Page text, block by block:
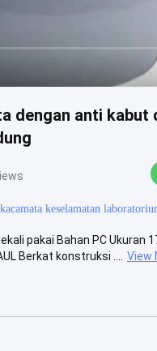
dengan anti
kacamata keselamatan
pakai Bahan PC Ukuran
Berkat konstruksi ....
View